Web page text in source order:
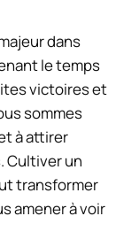
dans
le temps
victoires et
sommes
à attirer
Cultiver un
transformer
amener à voir